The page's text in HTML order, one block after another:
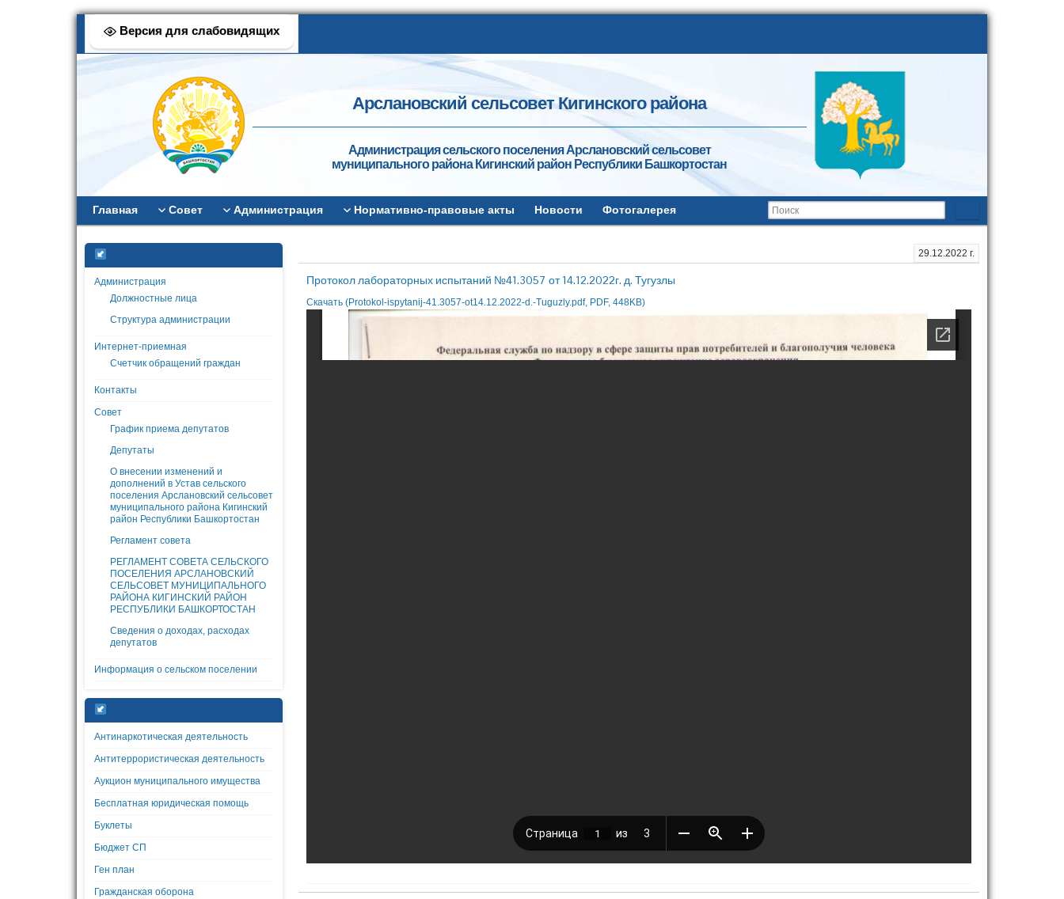
Версия для слабовидящих
Арслановский сельсовет Кигинского района
Администрация сельского поселения Арслановский сельсовет
муниципального района Кигинский район Республики Башкортостан
Главная Совет Администрация Нормативно-правовые акты Новости Фотогалерея
Администрация
Должностные лица
Структура администрации
Интернет-приемная
Счетчик обращений граждан
Контакты
Совет
График приема депутатов
Депутаты
О внесении изменений и
дополнений в Устав сельского
поселения Арслановский сельсовет
муниципального района Кигинский
район Республики Башкортостан
Регламент совета
РЕГЛАМЕНТ СОВЕТА СЕЛЬСКОГО
ПОСЕЛЕНИЯ АРСЛАНОВСКИЙ
СЕЛЬСОВЕТ МУНИЦИПАЛЬНОГО
РАЙОНА КИГИНСКИЙ РАЙОН
РЕСПУБЛИКИ БАШКОРТОСТАН
Сведения о доходах, расходах
депутатов
Информация о сельском поселении
Антинаркотическая деятельность
Антитеррористическая деятельность
Аукцион муниципального имущества
Бесплатная юридическая помощь
Буклеты
Бюджет СП
Ген план
Гражданская оборона
29.12.2022 г.
Протокол лабораторных испытаний №41.3057 от 14.12.2022г. д. Тугузлы
Скачать (Protokol-ispytanij-41.3057-ot14.12.2022-d.-Tuguzly.pdf, PDF, 448KB)